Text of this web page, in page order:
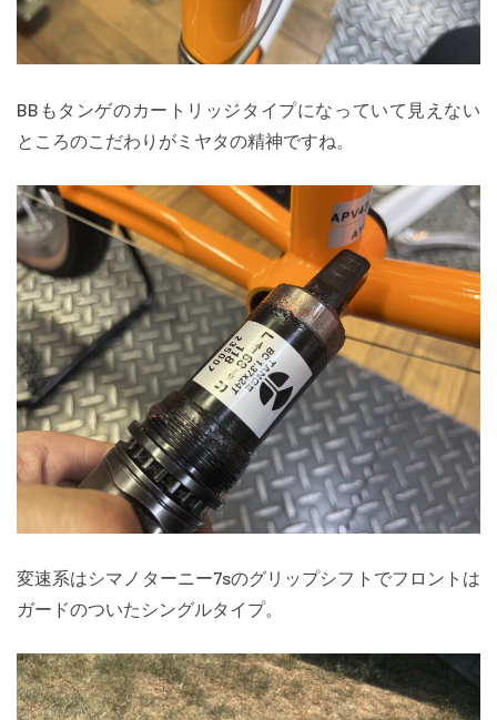
BBもタンゲのカートリッジタイプになっていて見えない
ところのこだわりがミヤタの精神ですね。
変速系はシマノターニー7sのグリップシフトでフロントは
ガードのついたシングルタイプ。